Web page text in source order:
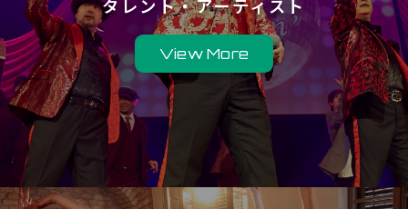
タレント・アーティスト
View More